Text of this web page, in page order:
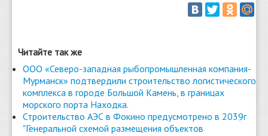
Читайте так же
ООО «Северо-западная рыбопромышленная компания-
Мурманск» подтвердили строительство логистического
комплекса в городе Большой Камень, в границах
морского порта Находка.
Строительство АЭС в Фокино предусмотрено в 2039г
"Генеральной схемой размещения объектов